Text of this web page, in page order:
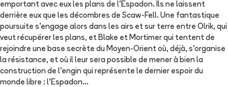
emportant avec eux les plans de l'Espadon. Ils ne laissent
derrière eux que les décombres de Scaw-Fell. Une fantastique
poursuite s'engage alors dans les airs et sur terre entre Olrik, qui
veut récupérer les plans, et Blake et Mortimer qui tentent de
rejoindre une base secrète du Moyen-Orient où, déjà, s'organise
la résistance, et où il leur sera possible de mener à bien la
construction de l'engin qui représente le dernier espoir du
monde libre : l'Espadon...